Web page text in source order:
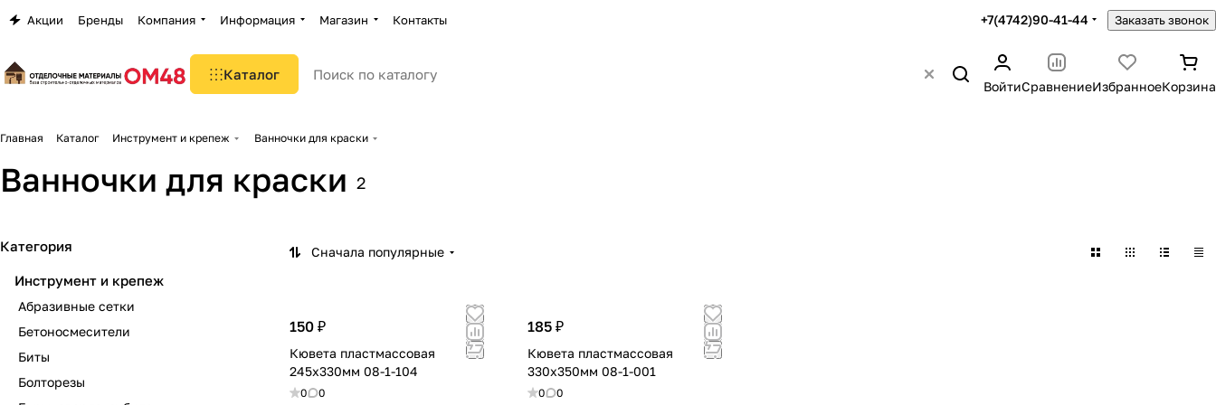
Акции Бренды Компания Информация Магазин Контакты +7(4742)90-41-44 Заказать звонок
Каталог
ВойтиСравнениеИзбранноеКорзина
Главная Каталог Инструмент и крепеж Ванночки для краски
Ванночки для краски 2
Сначала популярные
150 ₽
Кювета пластмассовая
245х330мм 08-1-104
0 0
185 ₽
Кювета пластмассовая
330х350мм 08-1-001
0 0
Категория
Инструмент и крепеж
Абразивные сетки
Бетоносмесители
Биты
Болторезы